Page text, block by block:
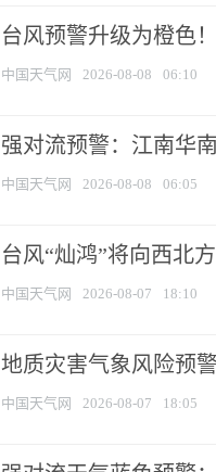
台风预警升级为橙色
中国天气网 2026-08-08 06:10
强对流预警：江南华
中国天气网 2026-08-08 06:05
台风“灿鸿”将向西北
中国天气网 2026-08-07 18:10
地质灾害气象风险预
中国天气网 2026-08-07 18:05